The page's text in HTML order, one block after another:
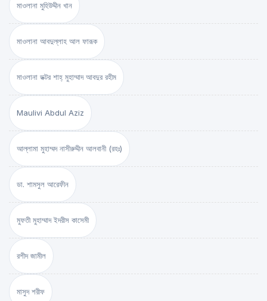
মাওলানা মুহিউদ্দীন খান
মাওলানা আবদুল্লাহ আল ফারূক
মাওলানা ডক্টর শাহ্‌ মুহাম্মাদ আবদুর রহীম
Maulivi Abdul Aziz
আল্লামা মুহাম্মদ নাসীরুদ্দীন আলবানী (রহঃ)
ডা. শামসুল আরেফীন
মুফতী মুহাম্মাদ ইদরীস কাসেমী
রশীদ জামীল
মাসুদ শরীফ